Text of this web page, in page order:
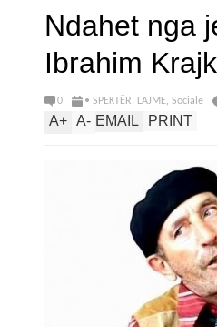
Ndahet nga
Ibrahim
0 • SPEKTËR, LAJME, Sociale
A+ A- EMAIL PRINT